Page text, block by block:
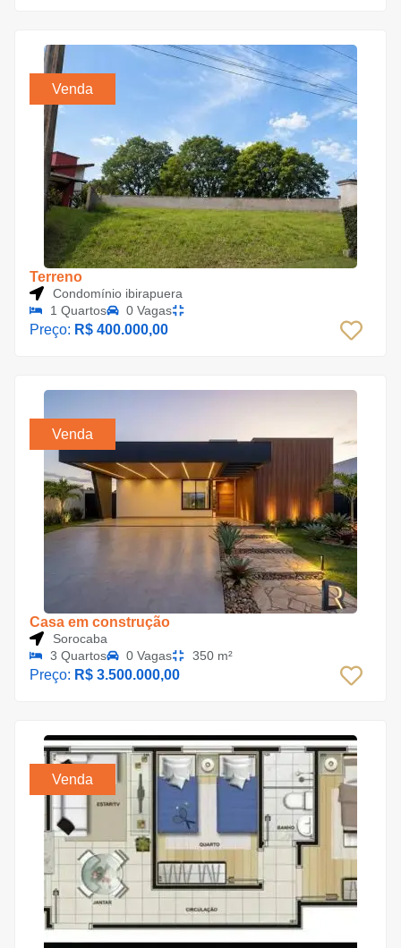
Venda
Terreno
Condomínio ibirapuera
1 Quartos
0 Vagas
Preço: R$ 400.000,00
Venda
Casa em construção
Sorocaba
3 Quartos
0 Vagas 350 m²
Preço: R$ 3.500.000,00
Venda